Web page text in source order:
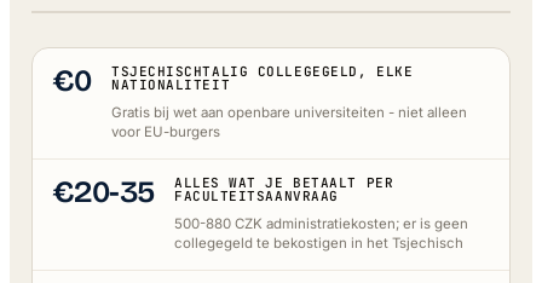
€0 TSJECHISCHTALIG COLLEGEGELD, ELKE
NATIONALITEIT
Gratis bij wet aan openbare universiteiten - niet alleen
voor EU-burgers
€20-35 ALLES WAT JE BETAALT PER
FACULTEITSAANVRAAG
500-880 CZK administratiekosten; er is geen
collegegeld te bekostigen in het Tsjechisch